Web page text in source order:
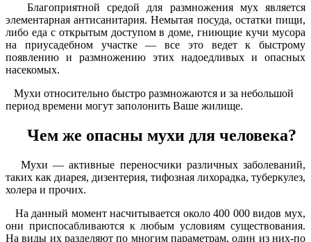
Благоприятной средой для размножения мух является
элементарная антисанитария. Немытая посуда, остатки пищи,
либо еда с открытым доступом в доме, гниющие кучи мусора
на приусадебном участке — все это ведет к быстрому
появлению и размножению этих надоедливых и опасных
насекомых.
Мухи относительно быстро размножаются и за небольшой
период времени могут заполонить Ваше жилище.
Чем же опасны мухи для человека?
Мухи — активные переносчики различных заболеваний,
таких как диарея, дизентерия, тифозная лихорадка, туберкулез,
холера и прочих.
На данный момент насчитывается около 400 000 видов мух,
они приспосабливаются к любым условиям существования.
На виды их разделяют по многим параметрам, один из них-по